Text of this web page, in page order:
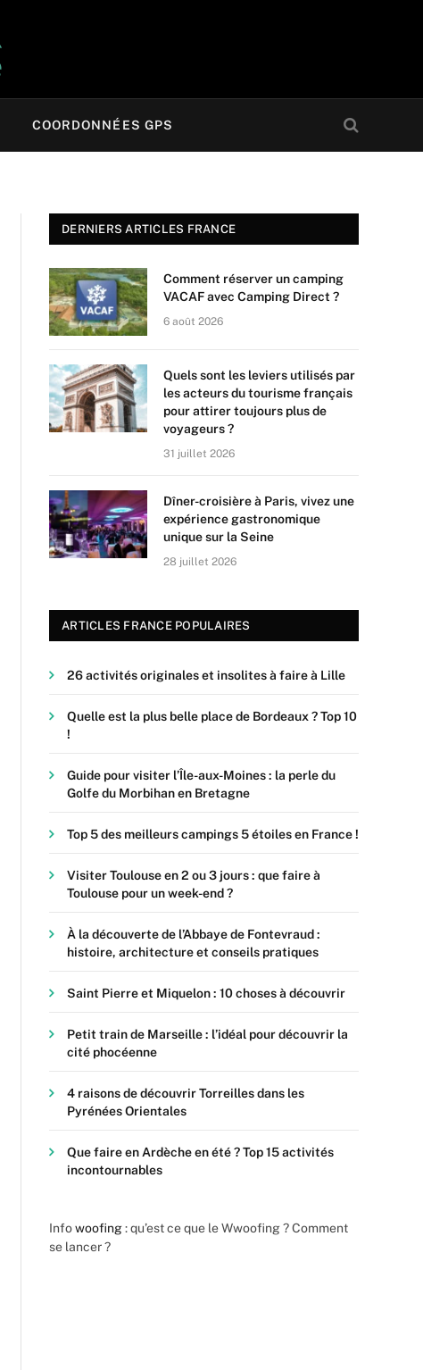
COORDONNÉES GPS
DERNIERS ARTICLES FRANCE
Comment réserver un camping
VACAF avec Camping Direct ?
6 août 2026
Quels sont les leviers utilisés par
les acteurs du tourisme français
pour attirer toujours plus de
voyageurs ?
31 juillet 2026
Dîner-croisière à Paris, vivez une
expérience gastronomique
unique sur la Seine
28 juillet 2026
ARTICLES FRANCE POPULAIRES
26 activités originales et insolites à faire à Lille
Quelle est la plus belle place de Bordeaux ? Top 10
!
Guide pour visiter l’Île-aux-Moines : la perle du
Golfe du Morbihan en Bretagne
Top 5 des meilleurs campings 5 étoiles en France !
Visiter Toulouse en 2 ou 3 jours : que faire à
Toulouse pour un week-end ?
À la découverte de l’Abbaye de Fontevraud :
histoire, architecture et conseils pratiques
Saint Pierre et Miquelon : 10 choses à découvrir
Petit train de Marseille : l’idéal pour découvrir la
cité phocéenne
4 raisons de découvrir Torreilles dans les
Pyrénées Orientales
Que faire en Ardèche en été ? Top 15 activités
incontournables
Infowoofing: qu’est ce que le Wwoofing ? Comment
se lancer ?